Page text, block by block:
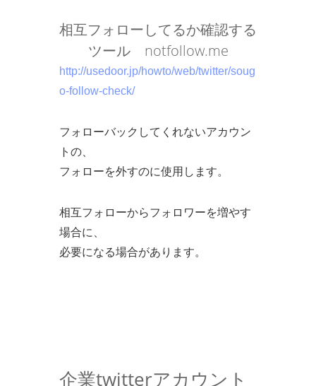
相互フォローしてるか確認する
ツール notfollow.me
http://usedoor.jp/howto/web/twitter/soug
o-follow-check/
フォローバックしてくれないアカウン
トの、
フォローを外すのに使用します。
相互フォローからフォロワーを増やす
場合に、
必要になる場合があります。
企業twitterアカウント